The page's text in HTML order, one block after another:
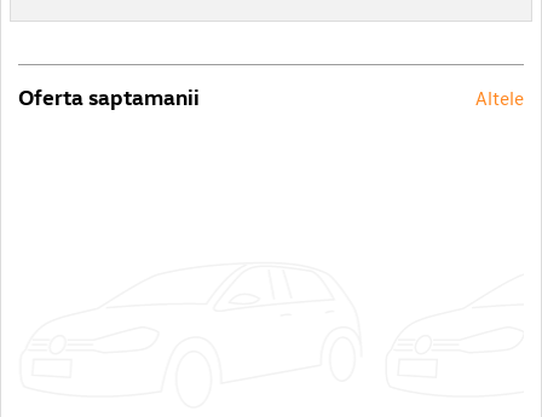
Oferta saptamanii Altele